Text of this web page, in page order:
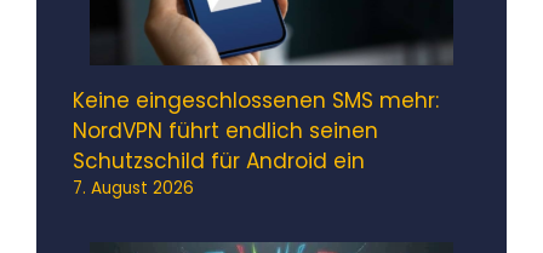
Keine eingeschlossenen SMS mehr:
NordVPN führt endlich seinen
Schutzschild für Android ein
7. August 2026